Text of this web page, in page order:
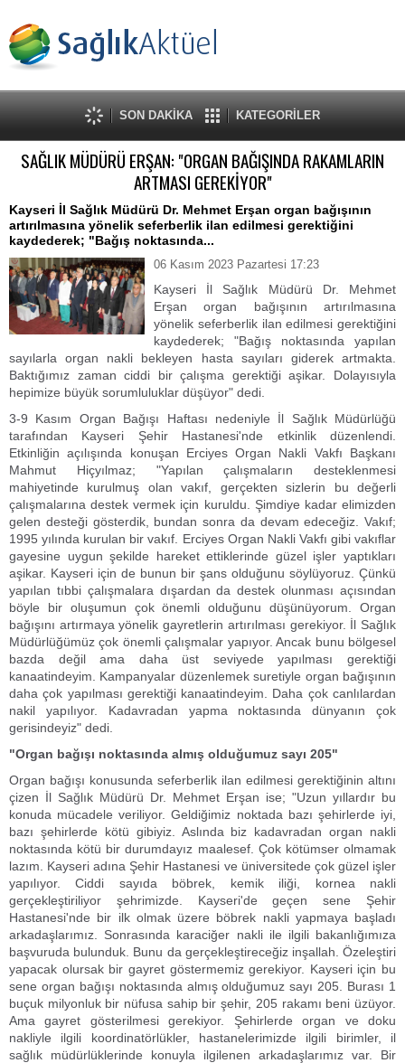
SON DAKİKA KATEGORİLER
SAĞLIK MÜDÜRÜ ERŞAN: "ORGAN BAĞIŞINDA RAKAMLARIN
ARTMASI GEREKİYOR"
Kayseri İl Sağlık Müdürü Dr. Mehmet Erşan organ bağışının
artırılmasına yönelik seferberlik ilan edilmesi gerektiğini
kaydederek; "Bağış noktasında...
06 Kasım 2023 Pazartesi 17:23
Kayseri İl Sağlık Müdürü Dr. Mehmet
Erşan organ bağışının artırılmasına
yönelik seferberlik ilan edilmesi gerektiğini
kaydederek; "Bağış noktasında yapılan
sayılarla organ nakli bekleyen hasta sayıları giderek artmakta.
Baktığımız zaman ciddi bir çalışma gerektiği aşikar. Dolayısıyla
hepimize büyük sorumluluklar düşüyor" dedi.
3-9 Kasım Organ Bağışı Haftası nedeniyle İl Sağlık Müdürlüğü
tarafından Kayseri Şehir Hastanesi'nde etkinlik düzenlendi.
Etkinliğin açılışında konuşan Erciyes Organ Nakli Vakfı Başkanı
Mahmut Hiçyılmaz; "Yapılan çalışmaların desteklenmesi
mahiyetinde kurulmuş olan vakıf, gerçekten sizlerin bu değerli
çalışmalarına destek vermek için kuruldu. Şimdiye kadar elimizden
gelen desteği gösterdik, bundan sonra da devam edeceğiz. Vakıf;
1995 yılında kurulan bir vakıf. Erciyes Organ Nakli Vakfı gibi vakıflar
gayesine uygun şekilde hareket ettiklerinde güzel işler yaptıkları
aşikar. Kayseri için de bunun bir şans olduğunu söylüyoruz. Çünkü
yapılan tıbbi çalışmalara dışardan da destek olunması açısından
böyle bir oluşumun çok önemli olduğunu düşünüyorum. Organ
bağışını artırmaya yönelik gayretlerin artırılması gerekiyor. İl Sağlık
Müdürlüğümüz çok önemli çalışmalar yapıyor. Ancak bunu bölgesel
bazda değil ama daha üst seviyede yapılması gerektiği
kanaatindeyim. Kampanyalar düzenlemek suretiyle organ bağışının
daha çok yapılması gerektiği kanaatindeyim. Daha çok canlılardan
nakil yapılıyor. Kadavradan yapma noktasında dünyanın çok
gerisindeyiz" dedi.
"Organ bağışı noktasında almış olduğumuz sayı 205"
Organ bağışı konusunda seferberlik ilan edilmesi gerektiğinin altını
çizen İl Sağlık Müdürü Dr. Mehmet Erşan ise; "Uzun yıllardır bu
konuda mücadele veriliyor. Geldiğimiz noktada bazı şehirlerde iyi,
bazı şehirlerde kötü gibiyiz. Aslında biz kadavradan organ nakli
noktasında kötü bir durumdayız maalesef. Çok kötümser olmamak
lazım. Kayseri adına Şehir Hastanesi ve üniversitede çok güzel işler
yapılıyor. Ciddi sayıda böbrek, kemik iliği, kornea nakli
gerçekleştiriliyor şehrimizde. Kayseri'de geçen sene Şehir
Hastanesi'nde bir ilk olmak üzere böbrek nakli yapmaya başladı
arkadaşlarımız. Sonrasında karaciğer nakli ile ilgili bakanlığımıza
başvuruda bulunduk. Bunu da gerçekleştireceğiz inşallah. Özeleştiri
yapacak olursak bir gayret göstermemiz gerekiyor. Kayseri için bu
sene organ bağışı noktasında almış olduğumuz sayı 205. Burası 1
buçuk milyonluk bir nüfusa sahip bir şehir, 205 rakamı beni üzüyor.
Ama gayret gösterilmesi gerekiyor. Şehirlerde organ ve doku
nakliyle ilgili koordinatörlükler, hastanelerimizde ilgili birimler, il
sağlık müdürlüklerinde konuyla ilgilenen arkadaşlarımız var. Bir